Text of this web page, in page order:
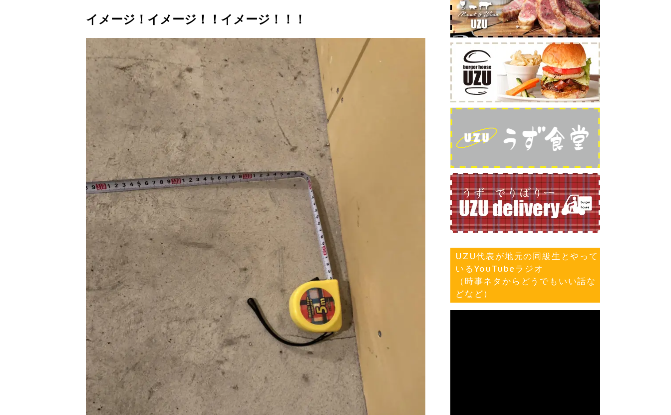
イメージ！イメージ！！イメージ！！！
UZU代表が地元の同級生とやって
いるYouTubeラジオ
（時事ネタからどうでもいい話な
どなど）